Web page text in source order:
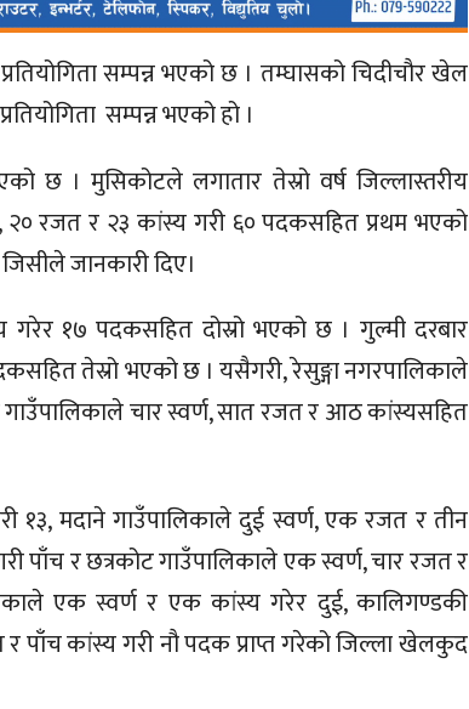
सम्पन्न भएको छ । तम्घासको चिदीचौर खेल
सम्पन्न भएको हो ।
छ । मुसिकोटले लगातार तेस्रो वर्ष जिल्लास्तरीय
२० रजत र २३ कांस्य गरी ६० पदकसहित प्रथम भएको
जानकारी दिए।
गरेर १७ पदकसहित दोस्रो भएको छ । गुल्मी दरबार
तेस्रो भएको छ । यसैगरी, रेसुङ्गा नगरपालिकाले
चार स्वर्ण, सात रजत र आठ कांस्यसहित
१३, मदाने गाउँपालिकाले दुई स्वर्ण, एक रजत र तीन
पाँच र छत्रकोट गाउँपालिकाले एक स्वर्ण, चार रजत र
एक स्वर्ण र एक कांस्य गरेर दुई, कालिगण्डकी
पाँच कांस्य गरी नौ पदक प्राप्त गरेको जिल्ला खेलकुद